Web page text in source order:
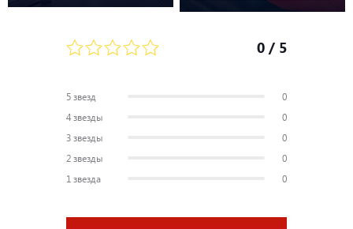
0 / 5
5 звезд
0
4 звезды
0
3 звезды
0
2 звезды
0
1 звезда
0